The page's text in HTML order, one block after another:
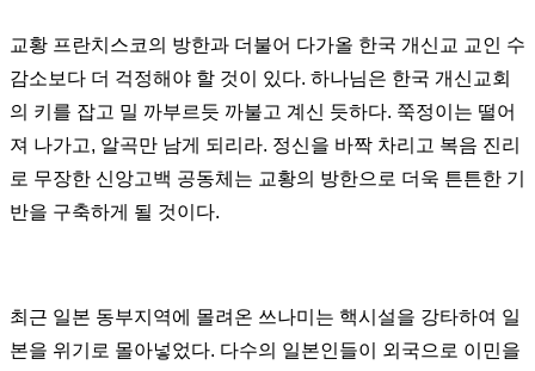
교황 프란치스코의 방한과 더불어 다가올 한국 개신교 교인 수
감소보다 더 걱정해야 할 것이 있다. 하나님은 한국 개신교회
의 키를 잡고 밀 까부르듯 까불고 계신 듯하다. 쭉정이는 떨어
져 나가고, 알곡만 남게 되리라. 정신을 바짝 차리고 복음 진리
로 무장한 신앙고백 공동체는 교황의 방한으로 더욱 튼튼한 기
반을 구축하게 될 것이다.
최근 일본 동부지역에 몰려온 쓰나미는 핵시설을 강타하여 일
본을 위기로 몰아넣었다. 다수의 일본인들이 외국으로 이민을